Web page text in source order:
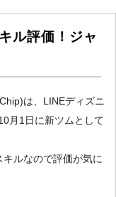
ル評価！ジャ
は、LINEディズニ
月1日に新ツムとして
ルなので評価が気に